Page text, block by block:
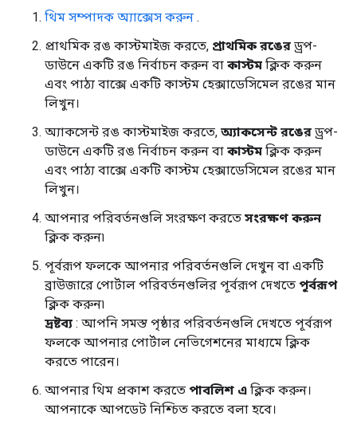
থিম সম্পাদক অ্যাক্সেস করুন .
প্রাথমিক রঙ কাস্টমাইজ করতে, প্রাথমিক রঙের ড্রপ-
ডাউনে একটি রঙ নির্বাচন করুন বা কাস্টম ক্লিক করুন
এবং পাঠ্য বাক্সে একটি কাস্টম হেক্সাডেসিমেল রঙের মান
লিখুন।
অ্যাকসেন্ট রঙ কাস্টমাইজ করতে, অ্যাকসেন্ট রঙের ড্রপ-
ডাউনে একটি রঙ নির্বাচন করুন বা কাস্টম ক্লিক করুন
এবং পাঠ্য বাক্সে একটি কাস্টম হেক্সাডেসিমেল রঙের মান
লিখুন।
আপনার পরিবর্তনগুলি সংরক্ষণ করতে সংরক্ষণ করুন
ক্লিক করুন৷
পূর্বরূপ ফলকে আপনার পরিবর্তনগুলি দেখুন বা একটি
ব্রাউজারে পোর্টাল পরিবর্তনগুলির পূর্বরূপ দেখতে পূর্বরূপ
ক্লিক করুন৷
দ্রষ্টব্য : আপনি সমস্ত পৃষ্ঠার পরিবর্তনগুলি দেখতে পূর্বরূপ
ফলকে আপনার পোর্টাল নেভিগেশনের মাধ্যমে ক্লিক
করতে পারেন।
আপনার থিম প্রকাশ করতে পাবলিশ এ ক্লিক করুন।
আপনাকে আপডেট নিশ্চিত করতে বলা হবে।